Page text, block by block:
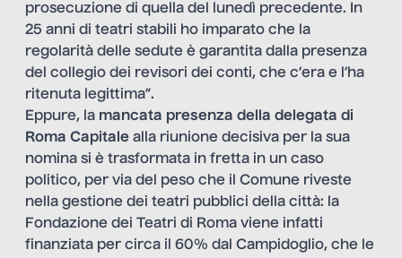
prosecuzione di quella del lunedì precedente. In
25 anni di teatri stabili ho imparato che la
regolarità delle sedute è garantita dalla presenza
del collegio dei revisori dei conti, che c’era e l’ha
ritenuta legittima”.
Eppure, la mancata presenza della delegata di
Roma Capitale alla riunione decisiva per la sua
nomina si è trasformata in fretta in un caso
politico, per via del peso che il Comune riveste
nella gestione dei teatri pubblici della città: la
Fondazione dei Teatri di Roma viene infatti
finanziata per circa il 60% dal Campidoglio, che le